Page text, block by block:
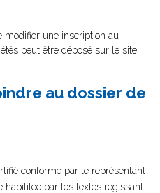
modifier une inscription au
peut être déposé sur le site
au dossier de
conforme par le représentant
habilitée par les textes régissant